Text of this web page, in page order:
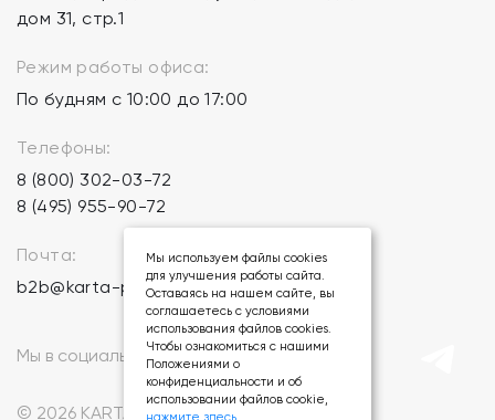
дом 31, стр.1
Режим работы офиса:
По будням с 10:00 до 17:00
Телефоны:
8 (800) 302-03-72
8 (495) 955-90-72
Почта:
b2b@karta-podarkov.ru
© 2026 KARTA-PODARKOV.RU.
Мы в социальных сетях:
Мы используем файлы cookies
для улучшения работы сайта.
Оставаясь на нашем сайте, вы
соглашаетесь с условиями
использования файлов cookies.
Чтобы ознакомиться с нашими
Положениями о
конфиденциальности и об
использовании файлов cookie,